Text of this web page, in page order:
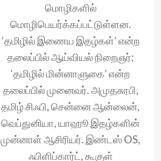
மொழிகளில்
மொழிபெயர்க்கப்பட்டுள்ளன.
‘தமிழில் இணைய இதழ்கள்’ என்ற
தலைப்பில் ஆய்வியல் நிறைஞர்;
‘தமிழில் மின்னாளுகை’ என்ற
தலைப்பில் முனைவர். அமுதசுரபி,
தமிழ் சிஃபி, சென்னை ஆன்லைன்,
வெப்துனியா, யாஹூ இதழ்களின்
முன்னாள் ஆசிரியர். இண்டஸ் OS,
ஃபிளிப்கார்ட், கூகுள்